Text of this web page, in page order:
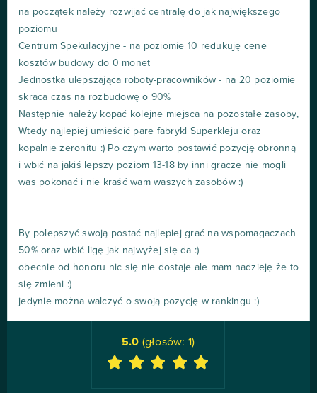
na początek należy rozwijać centralę do jak największego
poziomu
Centrum Spekulacyjne - na poziomie 10 redukuję cene
kosztów budowy do 0 monet
Jednostka ulepszająca roboty-pracowników - na 20 poziomie
skraca czas na rozbudowę o 90%
Następnie należy kopać kolejne miejsca na pozostałe zasoby,
Wtedy najlepiej umieścić pare fabrykl Superkleju oraz
kopalnie zeronitu :) Po czym warto postawić pozycję obronną
i wbić na jakiś lepszy poziom 13-18 by inni gracze nie mogli
was pokonać i nie kraść wam waszych zasobów :)
By polepszyć swoją postać najlepiej grać na wspomagaczach
50% oraz wbić ligę jak najwyżej się da :)
obecnie od honoru nic się nie dostaje ale mam nadzieję że to
się zmieni :)
jedynie można walczyć o swoją pozycję w rankingu :)
5.0 (głosów: 1)